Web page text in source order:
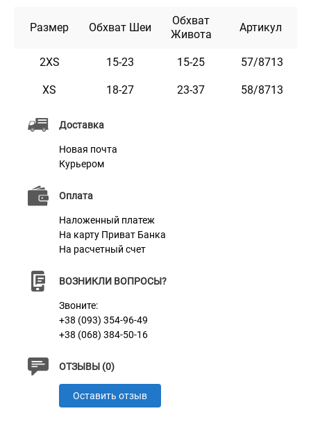
Доставка
Новая почта
Курьером
Оплата
Наложенный платеж
На карту Приват Банка
На расчетный счет
ВОЗНИКЛИ ВОПРОСЫ?
Звоните:
+38 (093) 354-96-49
+38 (068) 384-50-16
ОТЗЫВЫ (0)
Оставить отзыв
(чихуахуа, карликовый пинчер, йоркширский терьер,
такса и т.д.) и котов. Эта шлея и поводок мягкие на
ощупь, гибкие и не боятся воды. Они практичны и
Характеристики
Материал
Фурнитура
Размер Обхват Шеи
Обхват
Живота
Артикул
2XS 15-23 15-25 57/8713
XS 18-27 23-37 58/8713